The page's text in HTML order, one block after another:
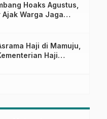
Hoaks Agustus,
Warga Jaga
Haji di Mamuju,
Haji